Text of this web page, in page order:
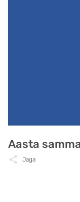
Aasta
Jaga